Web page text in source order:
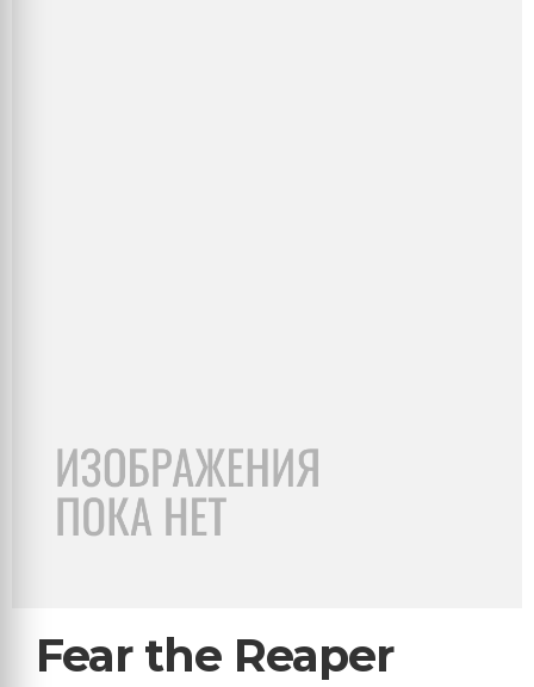
Fear the Reaper